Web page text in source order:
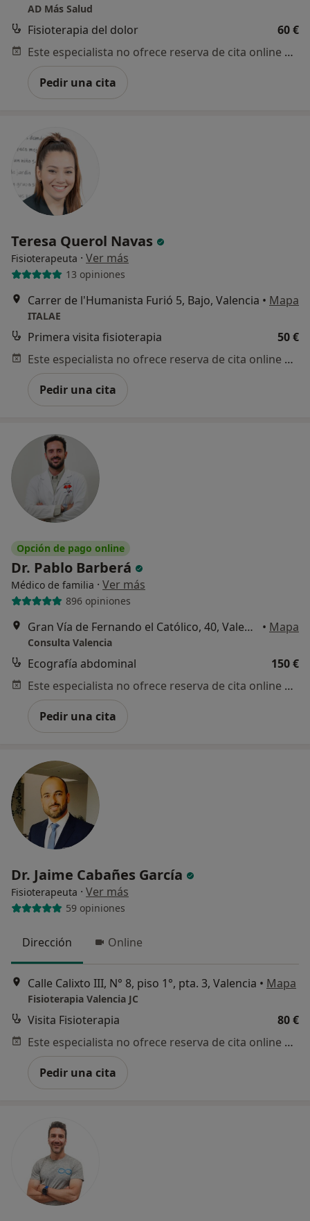
AD Más Salud
Fisioterapia del dolor
60 €
Este especialista no ofrece reserva de cita online en esta dirección.
Pedir una cita
Teresa Querol Navas
Fisioterapeuta · Ver más
13 opiniones
Carrer de l'Humanista Furió 5, Bajo, Valencia • Mapa
ITALAE
Primera visita fisioterapia
50 €
Este especialista no ofrece reserva de cita online en esta dirección.
Pedir una cita
Opción de pago online
Dr. Pablo Barberá
Médico de familia · Ver más
896 opiniones
Gran Vía de Fernando el Católico, 40, Valencia • Mapa
Consulta Valencia
Ecografía abdominal
150 €
Este especialista no ofrece reserva de cita online en esta dirección.
Pedir una cita
Dr. Jaime Cabañes García
Fisioterapeuta · Ver más
59 opiniones
Dirección Online
Calle Calixto III, N° 8, piso 1°, pta. 3, Valencia • Mapa
Fisioterapia Valencia JC
Visita Fisioterapia
80 €
Este especialista no ofrece reserva de cita online en esta dirección.
Pedir una cita